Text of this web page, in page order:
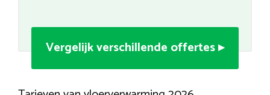
Vergelijk verschillende offertes ▸